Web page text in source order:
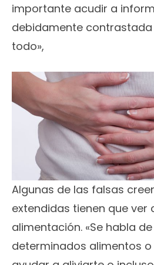
importante acudir a
debidamente
todo»,
Algunas de las falsas
extendidas tienen que ver
alimentación. «Se habla
determinados alimentos